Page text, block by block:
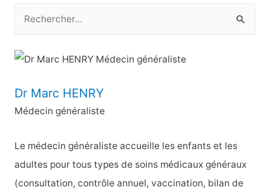
c
e
r
h
e
r
Dr Marc HENRY
Médecin généraliste
Le médecin généraliste accueille les enfants et les
adultes pour tous types de soins médicaux généraux
(consultation, contrôle annuel, vaccination, bilan de